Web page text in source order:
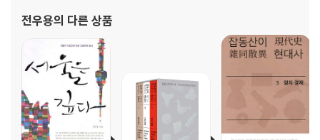
25. 복덕방
27. 와룡묘
28. 덕수궁 분수대
- 찾아보기
- 도판 출처
40자로 시대를 쓰다』, 『우리 역사는 깊다』,
전우용의 다른 상품